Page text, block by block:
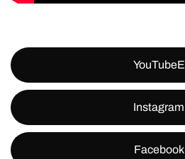
YouTubeE
Instagram
Facebook